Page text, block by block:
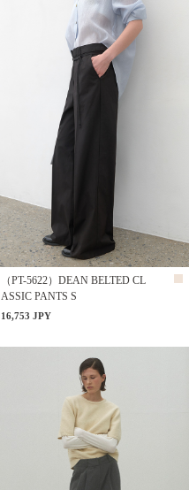
（PT-5622）DEAN BELTED CL
ASSIC PANTS S
16,753 JPY